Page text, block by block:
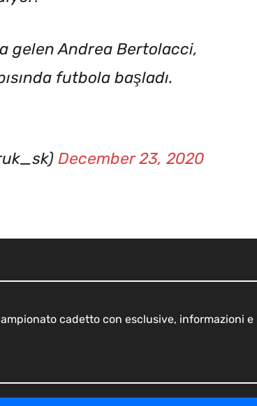
gelen Andrea Bertolacci,
futbola başladı.
December 23, 2020
cadetto con esclusive, informazioni e